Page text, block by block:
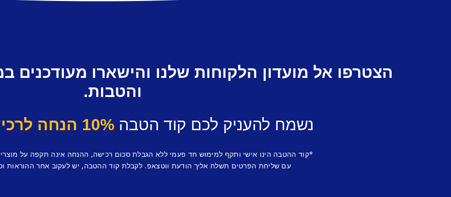
הצטרפו אל מועדון הלקוחות שלנו והישארו מעודכנים
והטבות.
נשמח להעניק לכם קוד הטבה 10% הנחה לרכישה ראשונה.
*קוד ההטבה הינו אישי ותקף למימוש חד פעמי ללא הגבלת סכום רכישה, ההנחה אינה תקפה על
עם שליחת הפרטים תשלח אליך הודעת ווטצאפ. לקבלת קוד ההטבה, יש לעקוב אחר ההוראות